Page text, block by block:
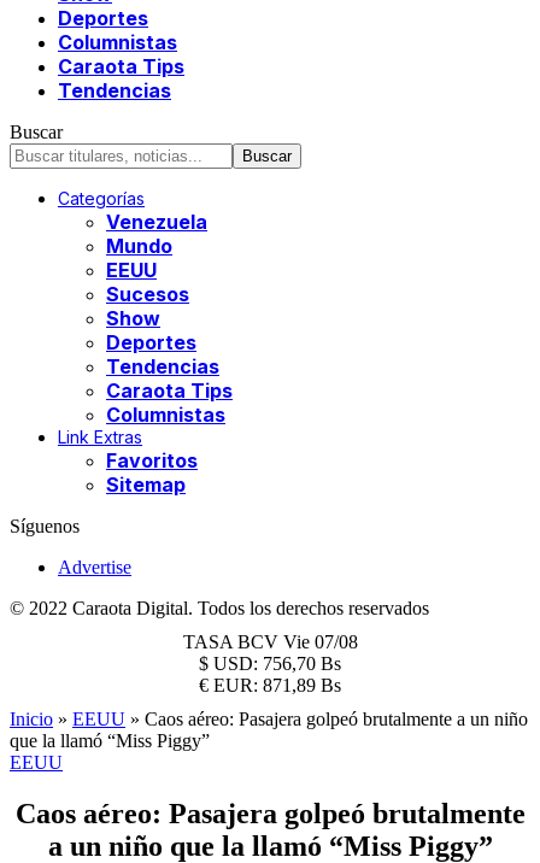
Deportes
Columnistas
Caraota Tips
Tendencias
Buscar
Categorías
Venezuela
Mundo
EEUU
Sucesos
Show
Deportes
Tendencias
Caraota Tips
Columnistas
Link Extras
Favoritos
Sitemap
Síguenos
Advertise
© 2022 Caraota Digital. Todos los derechos reservados
TASA BCV Vie 07/08
$ USD: 756,70 Bs
€ EUR: 871,89 Bs
Inicio » EEUU » Caos aéreo: Pasajera golpeó brutalmente a un niño
que la llamó “Miss Piggy”
EEUU
Caos aéreo: Pasajera golpeó brutalmente
a un niño que la llamó “Miss Piggy”